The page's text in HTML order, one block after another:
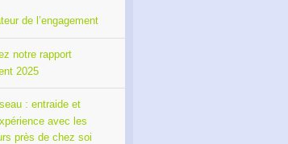
de l’engagement
notre rapport
2025
: entraide et
avec les
près de chez soi